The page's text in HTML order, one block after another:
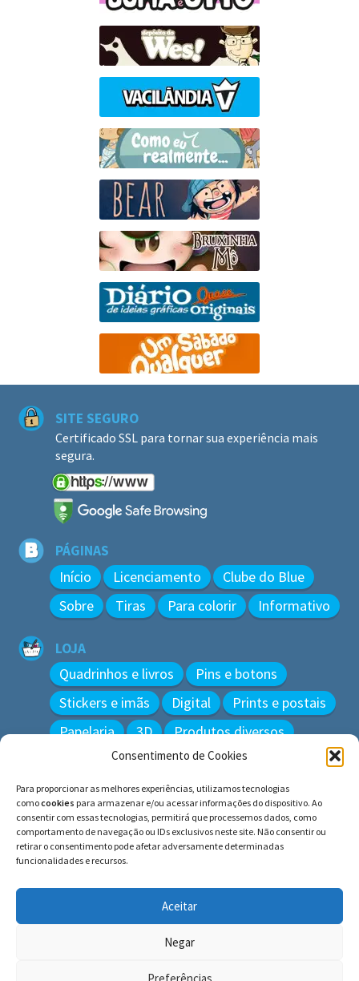
Consentimento de Cookies
Para proporcionar as melhores experiências, utilizamos tecnologias
comocookies para armazenar e/ou acessar informações do dispositivo. Ao
consentir com essas tecnologias, permitirá que processemos dados, como
comportamento de navegação ou IDs exclusivos neste site. Não consentir ou
retirar o consentimento pode afetar adversamente determinadas
funcionalidades e recursos.
Aceitar
Negar
Preferências
SITE SEGURO
Certificado SSL para tornar sua experiência mais
segura.
PÁGINAS
Início Licenciamento
Clube do Blue
Sobre
Tiras Para colorir Informativo
LOJA
Quadrinhos e livros
Pins e botons
Stickers e imãs
Digital
Prints e postais
Papelaria
3D Produtos diversos
Pesquisar
por:
© BLUE e os gatos ∙ todos os direitos reservados.
Histórias inspiradas em gatos reais. Adote e cuide dos
gatos!